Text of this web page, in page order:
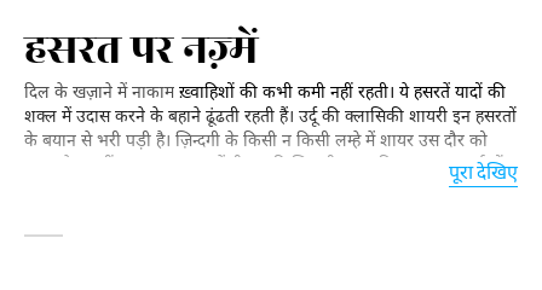
हसरत पर नज़्में
दिल के खज़ाने में नाकाम ख़्वाहिशों की कभी कमी नहीं रहती। ये हसरतें यादों की
शक्ल में उदास करने के बहाने ढूंढती रहती हैं। उर्दू की क्लासिकी शायरी इन हसरतों
के बयान से भरी पड़ी है। ज़िन्दगी के किसी न किसी लम्हे में शायर उस दौर को
लफ़्ज़ देना नहीं भूलता जब हसरतें ही उसकी ज़िन्दगी का वाहिद सहारा रह गई हों।
पूरा देखिए